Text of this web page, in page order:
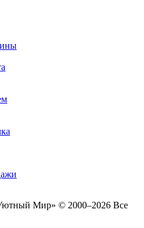
Мир» © 2000‒2026 Все